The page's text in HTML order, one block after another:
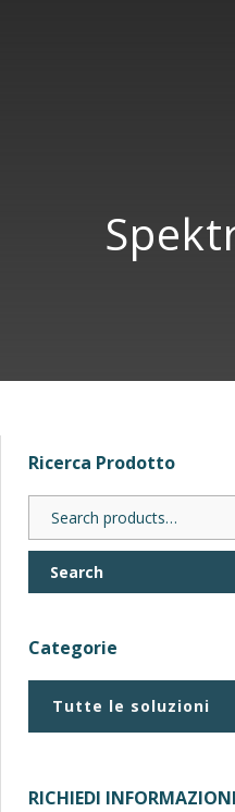
Ricerca Prodotto
Search
for:
Search
Categorie
Tutte le soluzioni
RICHIEDI INFORMAZIONI